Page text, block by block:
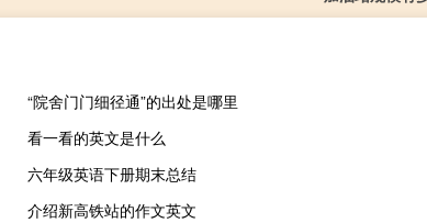
“院舍门门细径通”的出处是哪里
看一看的英文是什么
六年级英语下册期末总结
介绍新高铁站的作文英文